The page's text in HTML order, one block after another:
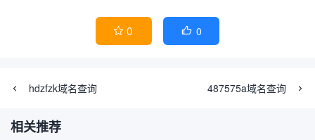
 0  0
hdzfzk域名查询 487575a域名查询
相关推荐